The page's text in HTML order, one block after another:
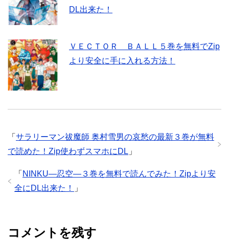
DL出来た！
ＶＥＣＴＯＲ ＢＡＬＬ５巻を無料でZip
より安全に手に入れる方法！
「 サラリーマン祓魔師 奥村雪男の哀愁の最新３巻が無料
で読めた！Zip使わずスマホにDL 」
「 NINKU―忍空―３巻を無料で読んでみた！Zipより安
全にDL出来た！
」
コメントを残す